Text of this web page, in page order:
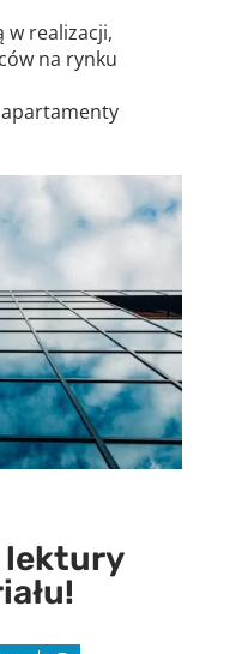
w realizacji,
na rynku
lektury